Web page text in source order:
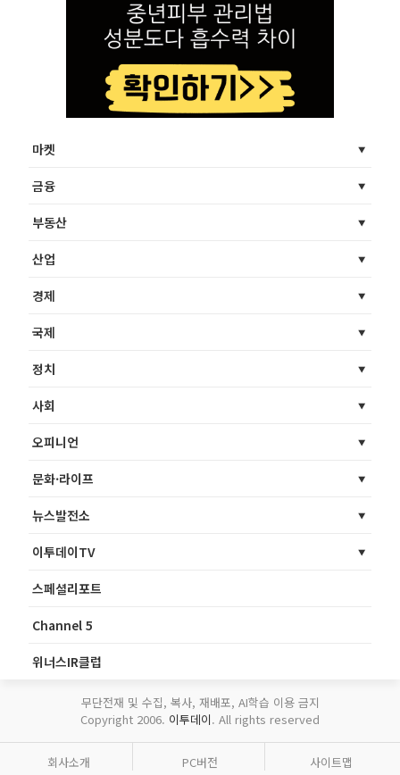
마켓
금융
부동산
산업
경제
국제
정치
사회
오피니언
문화·라이프
뉴스발전소
이투데이TV
스페셜리포트
Channel 5
위너스IR클럽
무단전재 및 수집, 복사, 재배포, AI학습 이용 금지
Copyright 2006. 이투데이. All rights reserved
회사소개 PC버전 사이트맵